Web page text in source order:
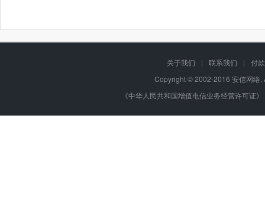
关于我们 | 联系我们 |
付
Copyright © 2002-2016 安信网
《中华人民共和国增值电信业务经营许可